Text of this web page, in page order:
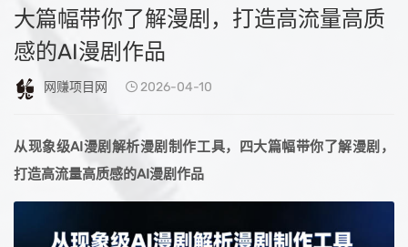
大篇幅带你了解漫剧，打造高流量高质
感的AI漫剧作品
网赚项目网 2026-04-10
从现象级AI漫剧解析漫剧制作工具，四大篇幅带你了解漫剧，
打造高流量高质感的AI漫剧作品